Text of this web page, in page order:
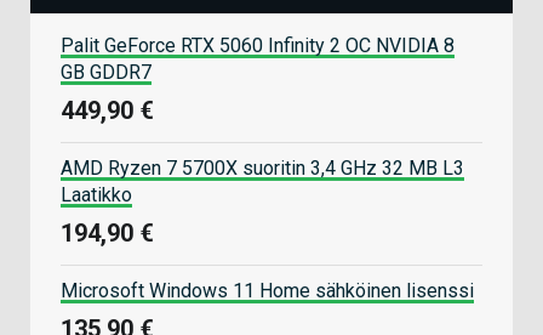
Palit GeForce RTX 5060 Infinity 2 OC NVIDIA 8
GB GDDR7
449,90 €
AMD Ryzen 7 5700X suoritin 3,4 GHz 32 MB L3
Laatikko
194,90 €
Microsoft Windows 11 Home sähköinen lisenssi
135,90 €